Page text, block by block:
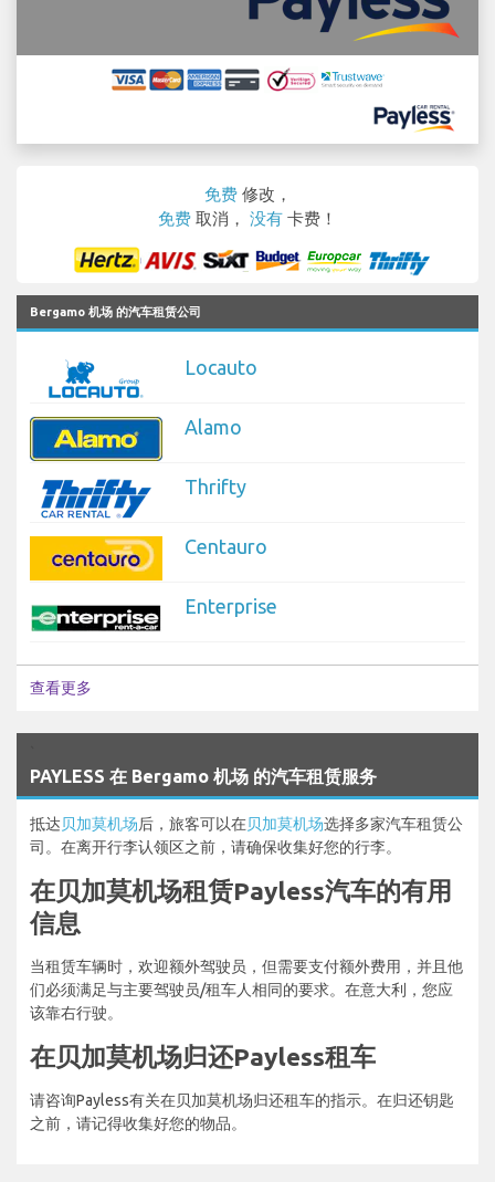
免费 修改，
免费 取消， 没有 卡费！
Bergamo 机场 的汽车租赁公司
Locauto
Alamo
Thrifty
Centauro
Enterprise
查看更多
PAYLESS 在 Bergamo 机场 的汽车租赁服务
抵达贝加莫机场后，旅客可以在贝加莫机场选择多家汽车租赁公
司。在离开行李认领区之前，请确保收集好您的行李。
在贝加莫机场租赁Payless汽车的有用
信息
当租赁车辆时，欢迎额外驾驶员，但需要支付额外费用，并且他
们必须满足与主要驾驶员/租车人相同的要求。在意大利，您应
该靠右行驶。
在贝加莫机场归还Payless租车
请咨询Payless有关在贝加莫机场归还租车的指示。在归还钥匙
之前，请记得收集好您的物品。